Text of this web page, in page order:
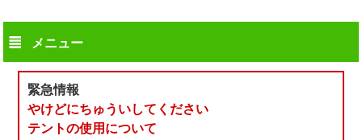
メニュー
緊急情報
やけどにちゅういしてください
テントの使用について